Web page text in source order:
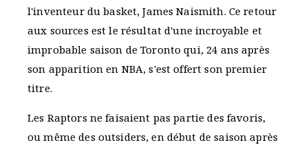
l'inventeur du basket, James Naismith. Ce retour
aux sources est le résultat d'une incroyable et
improbable saison de Toronto qui, 24 ans après
son apparition en NBA, s'est offert son premier
titre.
Les Raptors ne faisaient pas partie des favoris,
ou même des outsiders, en début de saison après